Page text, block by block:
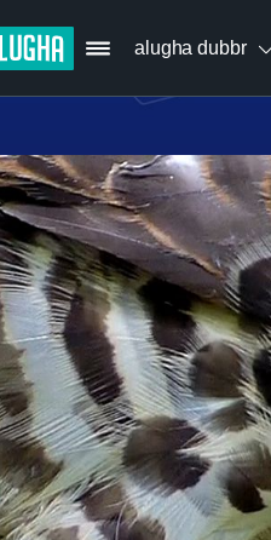
alugha dubbr